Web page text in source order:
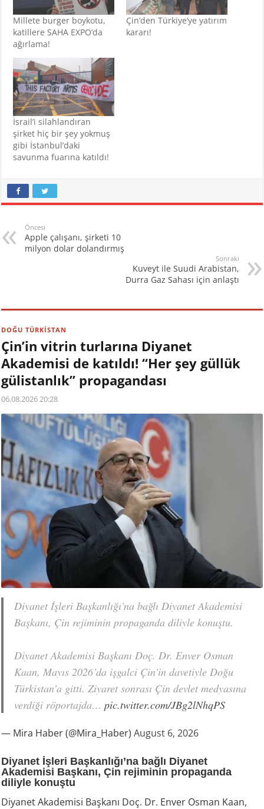
Millete burger boykotu,
katillere SAHA EXPO’da
ağırlama!
Çin’den Türkiye’ye yatırım
kararı!
İsrail’i silahlandıran
şirket hiç bir şey yokmuş
gibi İstanbul’daki
savunma fuarına katıldı!
Öncesi
Apple çalışanı, şirketi 10
milyon dolar dolandırmış
Sonraki
Kuveyt ile Suudi Arabistan,
Durra Gaz Sahası için anlaştı
DOĞU TÜRKİSTAN
Çin’in vitrin turlarına Diyanet
Akademisi de katıldı! “Her şey güllük
gülistanlık” propagandası
06.08.2026 20:28
Diyanet İşleri Başkanlığı'na bağlı Diyanet Akademisi
Başkanı, Çin rejiminin propaganda diliyle konuştu.
Diyanet Akademisi Başkanı Doç. Dr. Enver Osman
Kaan, Mayıs 2026’da işgalci Çin'in davetiyle Doğu
Türkistan'a gitti. Ziyaret sonrası Çin devlet medyasına
verdiği röportajda…pic.twitter.com/JBg2lNhqPS
— Mira Haber (@Mira_Haber)August 6, 2026
Diyanet İşleri Başkanlığı’na bağlı Diyanet
Akademisi Başkanı, Çin rejiminin propaganda
diliyle konuştu
Diyanet Akademisi Başkanı Doç. Dr. Enver Osman Kaan,